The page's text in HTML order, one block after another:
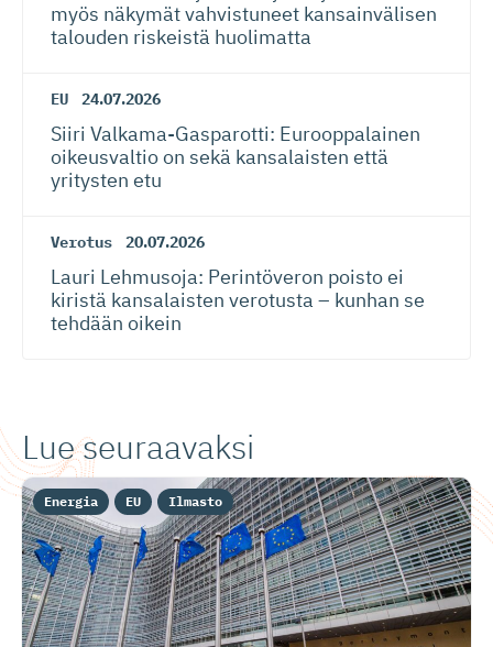
myös näkymät vahvistuneet kansainvälisen
talouden riskeistä huolimatta
EU 24.07.2026
Siiri Valkama-Gas­pa­rotti: Eurooppalainen
oikeusvaltio on sekä kansalaisten että
yritysten etu
Verotus 20.07.2026
Lauri Lehmusoja: Perintöveron poisto ei
kiristä kansalaisten verotusta – kunhan se
tehdään oikein
Lue seuraavaksi
Energia EU Ilmasto